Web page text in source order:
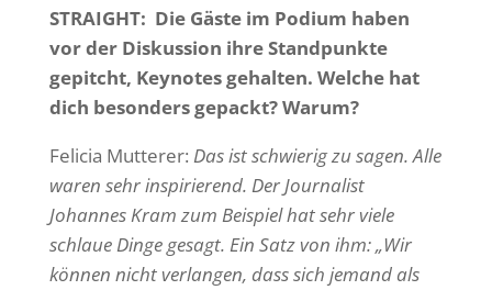
STRAIGHT: Die Gäste im Podium haben
vor der Diskussion ihre Standpunkte
gepitcht, Keynotes gehalten. Welche hat
dich besonders gepackt? Warum?
Felicia Mutterer: Das ist schwierig zu sagen. Alle
waren sehr inspirierend. Der Journalist
Johannes Kram zum Beispiel hat sehr viele
schlaue Dinge gesagt. Ein Satz von ihm: „Wir
können nicht verlangen, dass sich jemand als